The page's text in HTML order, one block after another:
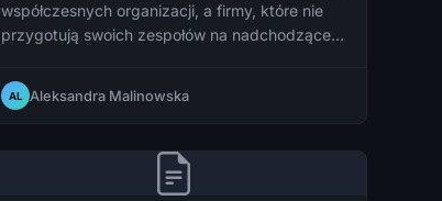
współczesnych organizacji, a firmy, które nie
przygotują swoich zespołów na nadchodzące
Dowiedz się, jak skutecznie przeprowadzić
swój zespół przez transformację AI i zamienić
przewagę.
AL Aleksandra Malinowska